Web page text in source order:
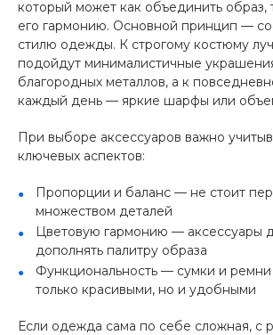
который может как объединить образ,
его гармонию. Основной принцип —
стилю одежды. К строгому костюму
подойдут минималистичные
благородных металлов, а к
каждый день — яркие шарфы или
При выборе аксессуаров важно
ключевых аспектов:
Пропорции и баланс — не стоит
множеством деталей
Цветовую гармонию — аксессуары
дополнять палитру образа
Функциональность — сумки и
только красивыми, но и удобными
Если одежда сама по себе сложная, с